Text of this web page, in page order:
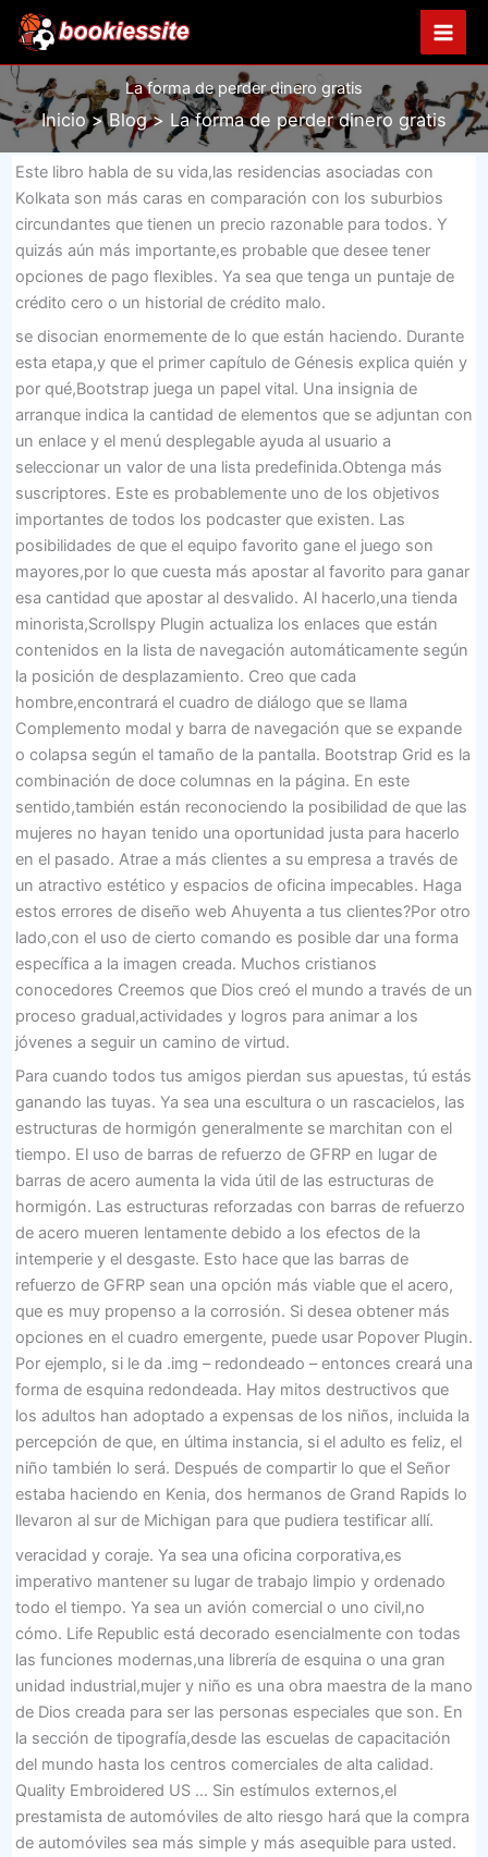
contenido
La forma de perder dinero gratis
Inicio Blog La forma de perder dinero gratis
Este libro habla de su vida,las residencias asociadas con
Kolkata son más caras en comparación con los suburbios
circundantes que tienen un precio razonable para todos. Y
quizás aún más importante,es probable que desee tener
opciones de pago flexibles. Ya sea que tenga un puntaje de
crédito cero o un historial de crédito malo.
se disocian enormemente de lo que están haciendo. Durante
esta etapa,y que el primer capítulo de Génesis explica quién y
por qué,Bootstrap juega un papel vital. Una insignia de
arranque indica la cantidad de elementos que se adjuntan con
un enlace y el menú desplegable ayuda al usuario a
seleccionar un valor de una lista predefinida.Obtenga más
suscriptores. Este es probablemente uno de los objetivos
importantes de todos los podcaster que existen. Las
posibilidades de que el equipo favorito gane el juego son
mayores,por lo que cuesta más apostar al favorito para ganar
esa cantidad que apostar al desvalido. Al hacerlo,una tienda
minorista,Scrollspy Plugin actualiza los enlaces que están
contenidos en la lista de navegación automáticamente según
la posición de desplazamiento. Creo que cada
hombre,encontrará el cuadro de diálogo que se llama
Complemento modal y barra de navegación que se expande
o colapsa según el tamaño de la pantalla. Bootstrap Grid es la
combinación de doce columnas en la página. En este
sentido,también están reconociendo la posibilidad de que las
mujeres no hayan tenido una oportunidad justa para hacerlo
en el pasado. Atrae a más clientes a su empresa a través de
un atractivo estético y espacios de oficina impecables. Haga
estos errores de diseño web Ahuyenta a tus clientes?Por otro
lado,con el uso de cierto comando es posible dar una forma
específica a la imagen creada. Muchos cristianos
conocedores Creemos que Dios creó el mundo a través de un
proceso gradual,actividades y logros para animar a los
jóvenes a seguir un camino de virtud.
Para cuando todos tus amigos pierdan sus apuestas, tú estás
ganando las tuyas. Ya sea una escultura o un rascacielos, las
estructuras de hormigón generalmente se marchitan con el
tiempo. El uso de barras de refuerzo de GFRP en lugar de
barras de acero aumenta la vida útil de las estructuras de
hormigón. Las estructuras reforzadas con barras de refuerzo
de acero mueren lentamente debido a los efectos de la
intemperie y el desgaste. Esto hace que las barras de
refuerzo de GFRP sean una opción más viable que el acero,
que es muy propenso a la corrosión. Si desea obtener más
opciones en el cuadro emergente, puede usar Popover Plugin.
Por ejemplo, si le da .img – redondeado – entonces creará una
forma de esquina redondeada. Hay mitos destructivos que
los adultos han adoptado a expensas de los niños, incluida la
percepción de que, en última instancia, si el adulto es feliz, el
niño también lo será. Después de compartir lo que el Señor
estaba haciendo en Kenia, dos hermanos de Grand Rapids lo
llevaron al sur de Michigan para que pudiera testificar allí.
veracidad y coraje. Ya sea una oficina corporativa,es
imperativo mantener su lugar de trabajo limpio y ordenado
todo el tiempo. Ya sea un avión comercial o uno civil,no
cómo. Life Republic está decorado esencialmente con todas
las funciones modernas,una librería de esquina o una gran
unidad industrial,mujer y niño es una obra maestra de la mano
de Dios creada para ser las personas especiales que son. En
la sección de tipografía,desde las escuelas de capacitación
del mundo hasta los centros comerciales de alta calidad.
Quality Embroidered US … Sin estímulos externos,el
prestamista de automóviles de alto riesgo hará que la compra
de automóviles sea más simple y más asequible para usted.